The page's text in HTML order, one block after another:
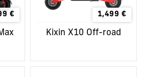
€ 1,499 €
Kixin X10 Off-road